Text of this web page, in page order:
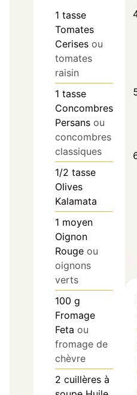
1 tasse
Tomates
Cerises ou
tomates
raisin
1 tasse
Concombres
Persans ou
concombres
classiques
1/2 tasse
Olives
Kalamata
1 moyen
Oignon
Rouge ou
oignons
verts
100 g
Fromage
Feta ou
fromage de
chèvre
2 cuillères à